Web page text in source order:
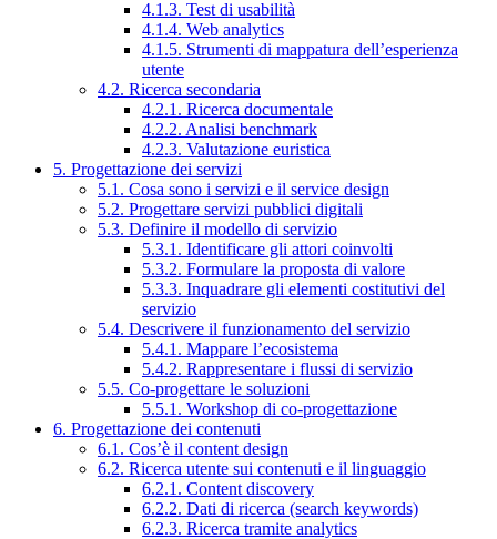
4.1.3. Test di usabilità
4.1.4. Web analytics
4.1.5. Strumenti di mappatura dell’esperienza
utente
4.2. Ricerca secondaria
4.2.1. Ricerca documentale
4.2.2. Analisi benchmark
4.2.3. Valutazione euristica
5. Progettazione dei servizi
5.1. Cosa sono i servizi e il service design
5.2. Progettare servizi pubblici digitali
5.3. Definire il modello di servizio
5.3.1. Identificare gli attori coinvolti
5.3.2. Formulare la proposta di valore
5.3.3. Inquadrare gli elementi costitutivi del
servizio
5.4. Descrivere il funzionamento del servizio
5.4.1. Mappare l’ecosistema
5.4.2. Rappresentare i flussi di servizio
5.5. Co-progettare le soluzioni
5.5.1. Workshop di co-progettazione
6. Progettazione dei contenuti
6.1. Cos’è il content design
6.2. Ricerca utente sui contenuti e il linguaggio
6.2.1. Content discovery
6.2.2. Dati di ricerca (search keywords)
6.2.3. Ricerca tramite analytics